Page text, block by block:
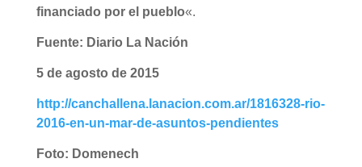
financiado por el pueblo«.
Fuente: Diario La Nación
5 de agosto de 2015
http://canchallena.lanacion.com.ar/1816328-rio-
2016-en-un-mar-de-asuntos-pendientes
Foto: Domenech